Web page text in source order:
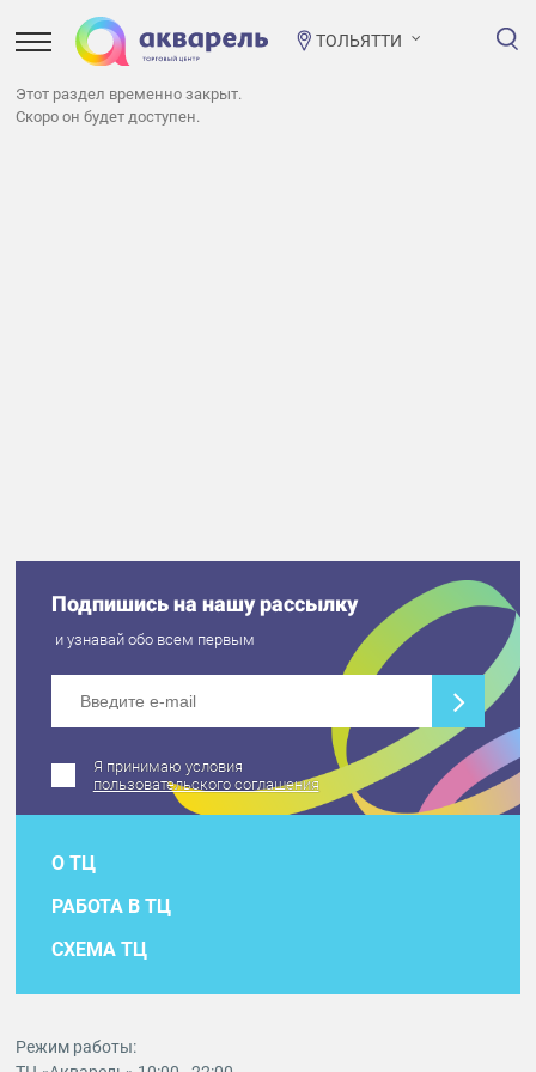
ТОЛЬЯТТИ
Этот раздел временно закрыт.
Скоро он будет доступен.
Подпишись на нашу рассылку
и узнавай обо всем первым
Я принимаю условия
пользовательского соглашения
О ТЦ
РАБОТА В ТЦ
СХЕМА ТЦ
Режим работы: